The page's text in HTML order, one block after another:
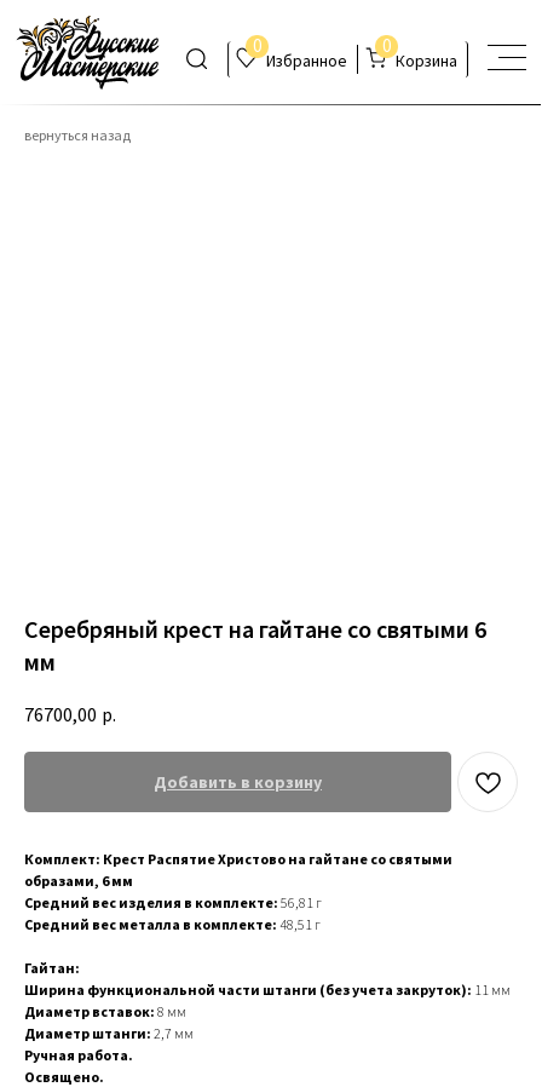
Избранное Корзина
вернуться назад
Серебряный крест на гайтане со святыми 6
мм
76700,00 р.
Добавить в корзину
Комплект: Крест Распятие Христово на гайтане со святыми
образами, 6 мм
Средний вес изделия в комплекте: 56,81 г
Средний вес металла в комплекте: 48,51 г
Гайтан:
Ширина функциональной части штанги (без учета закруток): 11 мм
Диаметр вставок: 8 мм
Диаметр штанги: 2,7 мм
Ручная работа.
Освящено.